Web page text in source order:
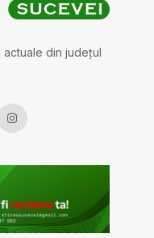
actuale din județul